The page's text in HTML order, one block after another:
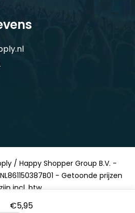
€5,95
/ Happy Shopper Group B.V. -
- Getoonde prijzen
zijn incl. btw.